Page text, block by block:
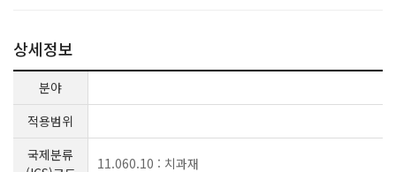
상세정보
분야
적용범위
국제분류
11.060.10 : 치과재